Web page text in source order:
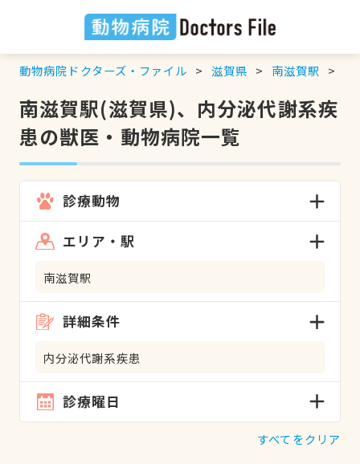
動物病院ドクターズ・ファイル 滋賀県 南滋賀駅
南滋賀駅(滋賀県)、内分泌代謝系疾
患の獣医・動物病院一覧
診療動物
エリア・駅
南滋賀駅
詳細条件
内分泌代謝系疾患
診療曜日
すべてをクリア